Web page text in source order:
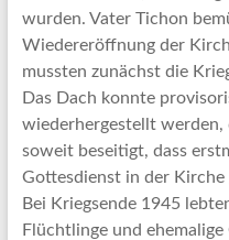
wurden. Vater Tichon
Wiedereröffnung der
mussten zunächst die
Das Dach konnte
wiederhergestellt werden,
soweit beseitigt, dass
Gottesdienst in der
Bei Kriegsende 1945
Flüchtlinge und